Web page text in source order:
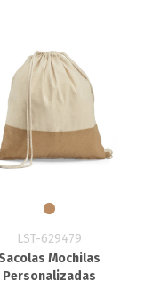
LST-629479
Mochilas
Personalizadas